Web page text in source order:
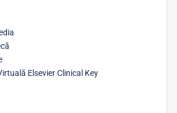
Elsevier Clinical Key